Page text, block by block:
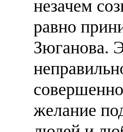
незачем
равно
Зюганова.
желание